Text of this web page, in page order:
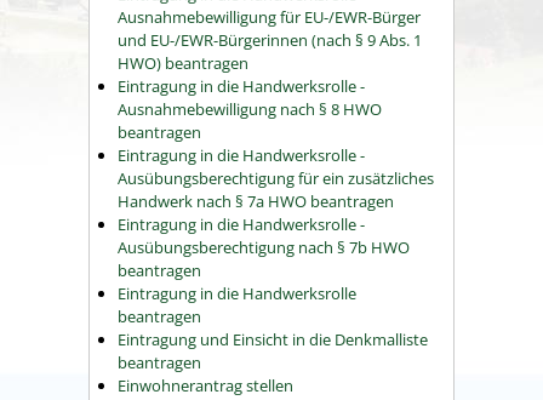
Ausnahmebewilligung für EU-/EWR-Bürger
und EU-/EWR-Bürgerinnen (nach § 9 Abs. 1
HWO) beantragen
Eintragung in die Handwerksrolle -
Ausnahmebewilligung nach § 8 HWO
beantragen
Eintragung in die Handwerksrolle -
Ausübungsberechtigung für ein zusätzliches
Handwerk nach § 7a HWO beantragen
Eintragung in die Handwerksrolle -
Ausübungsberechtigung nach § 7b HWO
beantragen
Eintragung in die Handwerksrolle
beantragen
Eintragung und Einsicht in die Denkmalliste
beantragen
Einwohnerantrag stellen